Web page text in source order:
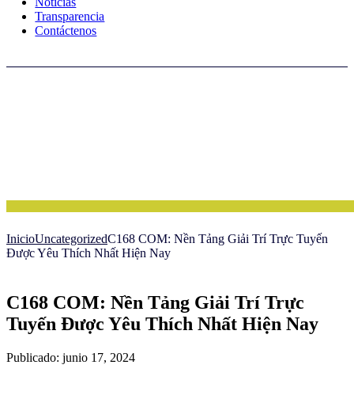
Transparencia
Contáctenos
InicioUncategorizedC168 COM: Nền Tảng Giải Trí Trực Tuyến
Được Yêu Thích Nhất Hiện Nay
C168 COM: Nền Tảng Giải Trí Trực
Tuyến Được Yêu Thích Nhất Hiện Nay
Publicado: junio 17, 2024